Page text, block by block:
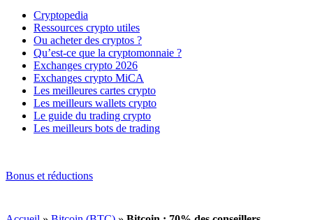
Cryptopedia
Ressources crypto utiles
Ou acheter des cryptos ?
Qu’est-ce que la cryptomonnaie ?
Exchanges crypto 2026
Exchanges crypto MiCA
Les meilleures cartes crypto
Les meilleurs wallets crypto
Le guide du trading crypto
Les meilleurs bots de trading
Bonus et réductions